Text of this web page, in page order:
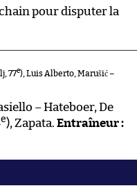
pour disputer la
77e), Luis Alberto, Marušić –
– Hateboer, De
e), Zapata. Entraîneur :